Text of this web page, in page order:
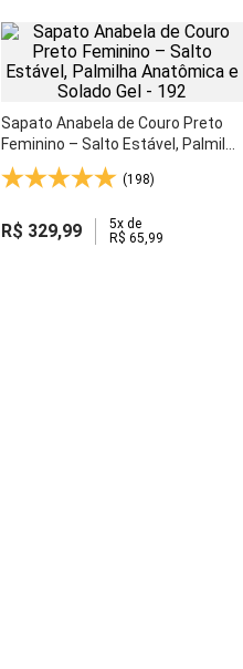
Sapato Anabela de Couro Preto
Feminino – Salto Estável, Palmilha
Anatômica e Solado Gel - 192
(198)
R$ 329,99 5x de
R$ 65,99